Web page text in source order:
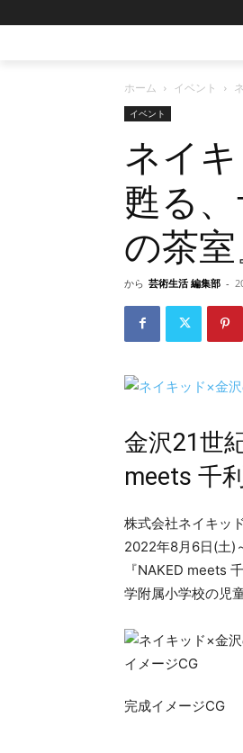
ホーム イベント
イベント
ネイ
甦る
の茶室
から 芸術生活 編集部 -
金沢21世
meets 千
株式会社ネイキッ
2022年8月6日(土)
『NAKED meets
学附属小学校の児
完成イメージCG